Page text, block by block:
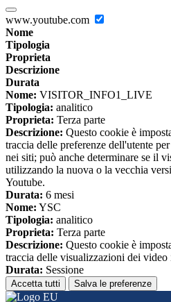
www.youtube.com
Nome
Tipologia
Proprieta
Descrizione
Durata
Nome: VISITOR_INFO1_LIVE
Tipologia: analitico
Proprieta: Terza parte
Descrizione: Questo cookie è
traccia delle preferenze dell'utente
nei siti; può anche determinare se il
utilizzando la nuova o la vecchia
Youtube.
Durata: 6 mesi
Nome: YSC
Tipologia: analitico
Proprieta: Terza parte
Descrizione: Questo cookie è
traccia delle visualizzazioni dei video
Durata: Sessione
Accetta tutti Salva le preferenze